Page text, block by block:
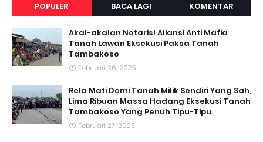
POPULER BACA LAGI KOMENTAR
Akal-akalan Notaris! Aliansi Anti Mafia
Tanah Lawan Eksekusi Paksa Tanah
Tambakoso
Februari 26, 2025
Rela Mati Demi Tanah Milik Sendiri Yang Sah,
Lima Ribuan Massa Hadang Eksekusi Tanah
Tambakoso Yang Penuh Tipu-Tipu
Februari 27, 2025